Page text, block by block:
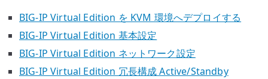
BIG-IP Virtual Edition を KVM 環境へデプロイする
BIG-IP Virtual Edition 基本設定
BIG-IP Virtual Edition ネットワーク設定
BIG-IP Virtual Edition 冗長構成 Active/Standby